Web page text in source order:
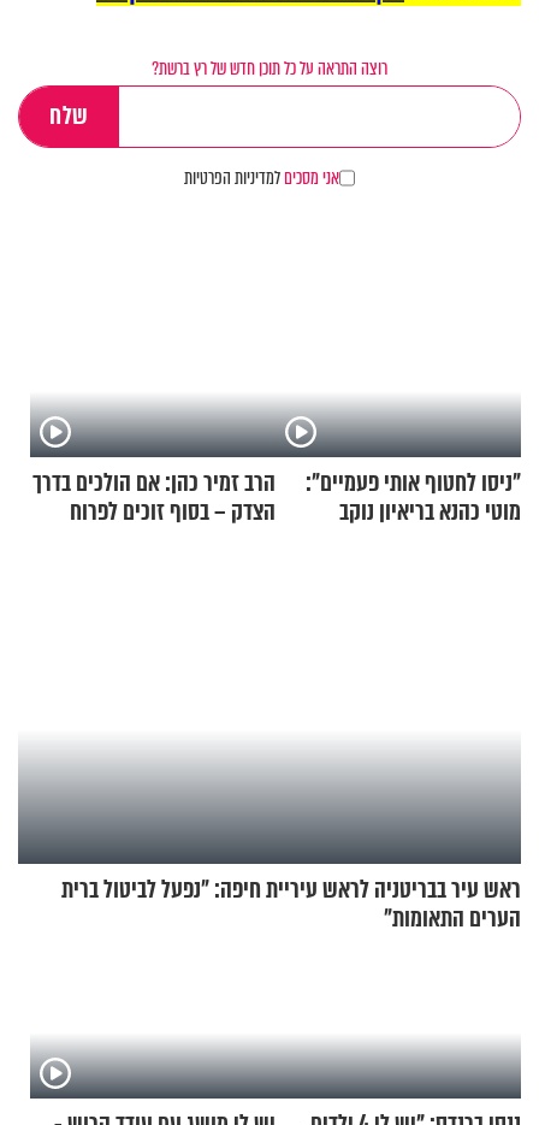
רוצה התראה על כל תוכן חדש של רץ ברשת?
אני מסכיםלמדיניות הפרטיות
"ניסו לחטוף אותי פעמיים":
מוטי כהנא בריאיון נוקב
הרב זמיר כהן: אם הולכים בדרך
הצדק – בסוף זוכים לפרוח
ראש עיר בבריטניה לראש עיריית חיפה: ״נפעל לביטול ברית
הערים התאומות״